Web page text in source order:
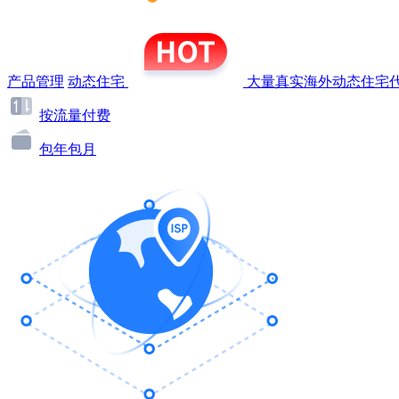
产品管理 动态住宅 大量真实海外动态住宅
按流量付费
包年包月